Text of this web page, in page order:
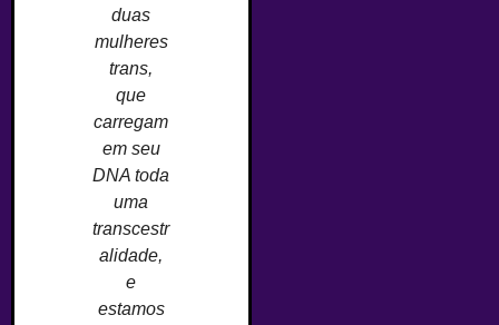
duas
mulheres
trans,
que
carregam
em seu
DNA toda
uma
transcestr
alidade,
e
estamos